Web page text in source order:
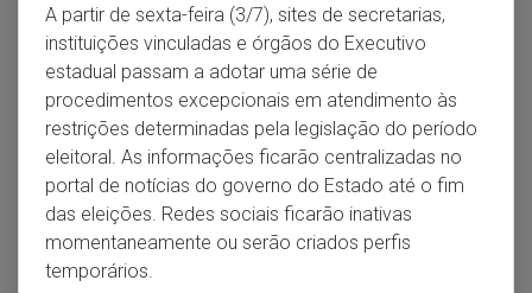
A partir de sexta-feira (3/7), sites de secretarias,
instituições vinculadas e órgãos do Executivo
estadual passam a adotar uma série de
procedimentos excepcionais em atendimento às
restrições determinadas pela legislação do período
eleitoral. As informações ficarão centralizadas no
portal de notícias do governo do Estado até o fim
das eleições. Redes sociais ficarão inativas
momentaneamente ou serão criados perfis
temporários.
Para os povos indígenas, a terra é muito mais do que
simples meio de subsistência – “é suporte da vida social e
está diretamente ligada ao sistema de crenças e
conhecimento" (RAMOS, 1986). A Constituição Federal
reconhece esta relação e trata o assunto de forma
destacada. O parágrafo 1º do artigo 231 refere o conceito
de terras tradicionalmente ocupadas pelos índios como:
“aquelas por eles habitadas em caráter permanente, (...)
utilizadas para suas atividades produtivas, (...)
imprescindíveis à preservação dos recursos ambientais e